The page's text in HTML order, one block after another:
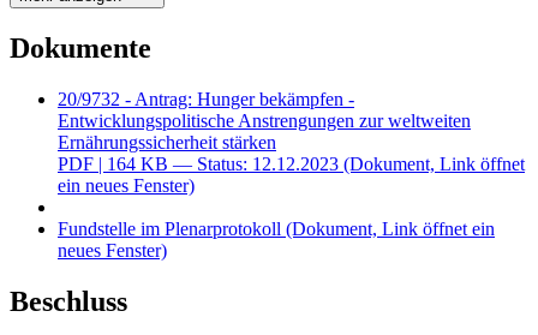
Dokumente
20/9732 - Antrag: Hunger bekämpfen -
Entwicklungspolitische Anstrengungen zur weltweiten
Ernährungssicherheit stärken
PDF | 164 KB — Status: 12.12.2023 (Dokument, Link öffnet
ein neues Fenster)
Fundstelle im Plenarprotokoll (Dokument, Link öffnet ein
neues Fenster)
Beschluss